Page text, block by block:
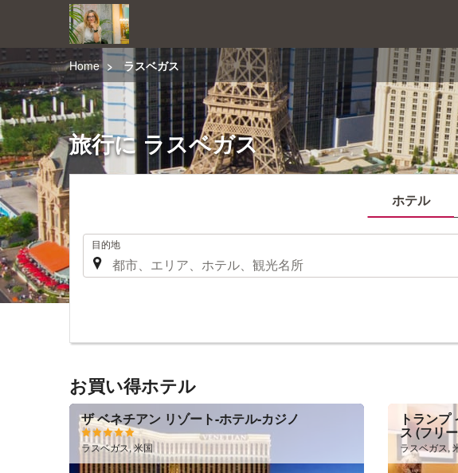
Home ラスベガス
旅行に ラスベガス
ホテル
. 目的地
お買い得ホテル
ザ ベネチアン リゾート-ホテル-カジノ
ラスベガス, 米国
トラン
ス (フリ
ラスベガス,